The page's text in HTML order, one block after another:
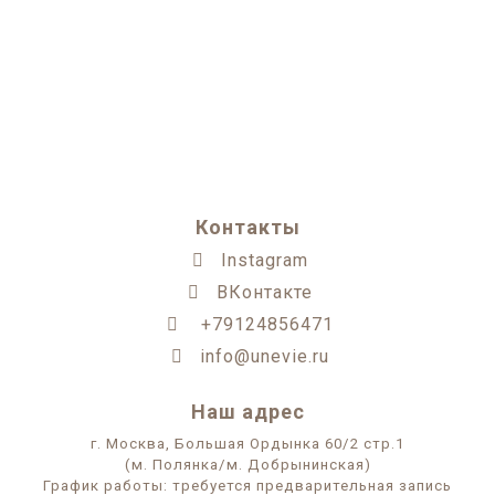
Контакты
Instagram
ВКонтакте
+79124856471
info@unevie.ru
Наш адрес
г. Москва, Большая Ордынка 60/2 стр.1
(м. Полянка/м. Добрынинская)
График работы: требуется предварительная запись